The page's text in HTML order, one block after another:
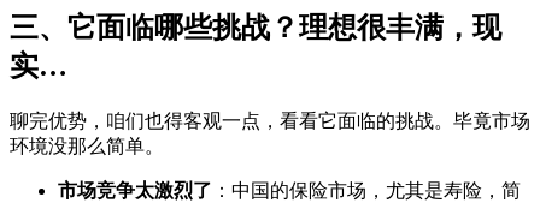
三、它面临哪些挑战？理想很丰满，现
实…
聊完优势，咱们也得客观一点，看看它面临的挑战。毕竟市场
环境没那么简单。
市场竞争太激烈了 ：中国的保险市场，尤其是寿险，简